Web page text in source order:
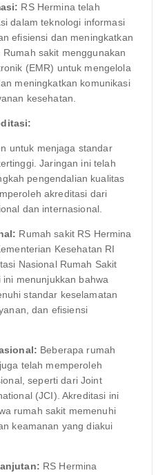
RS Hermina telah
dalam teknologi informasi
efisiensi dan meningkatkan
sakit menggunakan
(EMR) untuk mengelola
meningkatkan komunikasi
kesehatan.
untuk menjaga standar
Jaringan ini telah
pengendalian kualitas
akreditasi dari
dan internasional.
Rumah sakit RS Hermina
Kesehatan RI
Nasional Rumah Sakit
ini menunjukkan bahwa
standar keselamatan
dan efisiensi
Beberapa rumah
telah memperoleh
seperti dari Joint
(JCI). Akreditasi ini
rumah sakit memenuhi
keamanan yang diakui
RS Hermina